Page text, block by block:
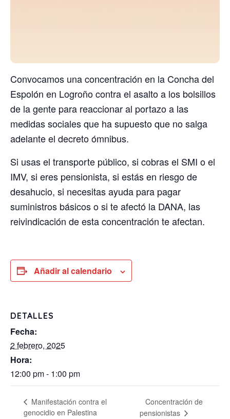
Convocamos una concentración en la Concha del
Espolón en Logroño contra el asalto a los bolsillos
de la gente para reaccionar al portazo a las
medidas sociales que ha supuesto que no salga
adelante el decreto ómnibus.
Si usas el transporte público, si cobras el SMI o el
IMV, si eres pensionista, si estás en riesgo de
desahucio, si necesitas ayuda para pagar
suministros básicos o si te afectó la DANA, las
reivindicación de esta concentración te afectan.
Añadir al calendario
DETALLES
Fecha:
2 febrero, 2025
Hora:
12:00 pm - 1:00 pm
Manifestación contra el
genocidio en Palestina
Concentración de
pensionistas